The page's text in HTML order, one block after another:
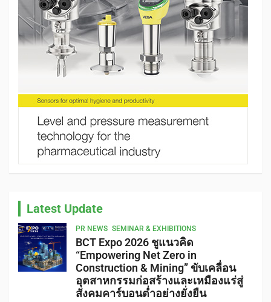
Latest Update
PR NEWS SEMINAR & EXHIBITIONS
BCT Expo 2026 ชูแนวคิด
“Empowering Net Zero in
Construction & Mining” ขับเคลื่อน
อุตสาหกรรมก่อสร้างและเหมืองแร่สู่
สังคมคาร์บอนต่ำอย่างยั่งยืน